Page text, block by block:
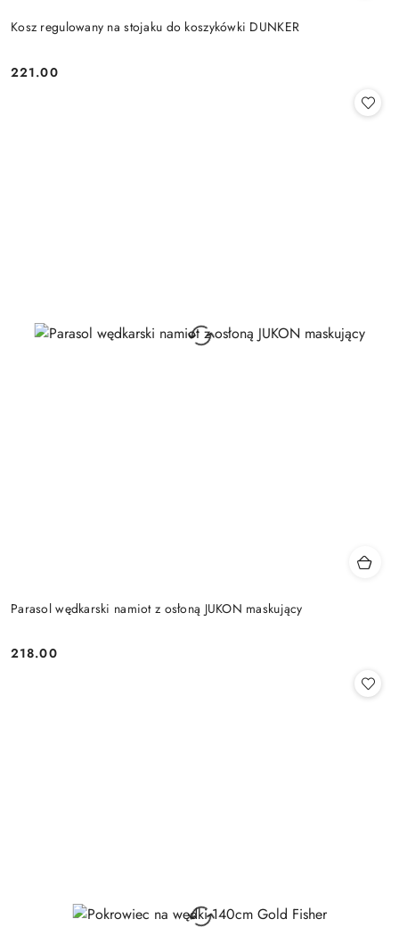
Kosz regulowany na stojaku do koszykówki DUNKER
Cena:
221.00
Parasol wędkarski namiot z osłoną JUKON maskujący
Cena:
218.00